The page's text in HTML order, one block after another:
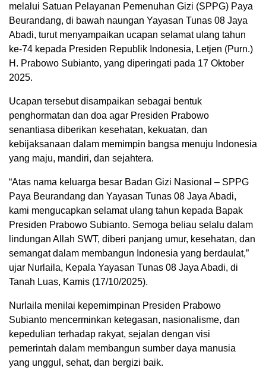
melalui Satuan Pelayanan Pemenuhan Gizi (SPPG) Paya
Beurandang, di bawah naungan Yayasan Tunas 08 Jaya
Abadi, turut menyampaikan ucapan selamat ulang tahun
ke-74 kepada Presiden Republik Indonesia, Letjen (Purn.)
H. Prabowo Subianto, yang diperingati pada 17 Oktober
2025.
Ucapan tersebut disampaikan sebagai bentuk
penghormatan dan doa agar Presiden Prabowo
senantiasa diberikan kesehatan, kekuatan, dan
kebijaksanaan dalam memimpin bangsa menuju Indonesia
yang maju, mandiri, dan sejahtera.
“Atas nama keluarga besar Badan Gizi Nasional – SPPG
Paya Beurandang dan Yayasan Tunas 08 Jaya Abadi,
kami mengucapkan selamat ulang tahun kepada Bapak
Presiden Prabowo Subianto. Semoga beliau selalu dalam
lindungan Allah SWT, diberi panjang umur, kesehatan, dan
semangat dalam membangun Indonesia yang berdaulat,”
ujar Nurlaila, Kepala Yayasan Tunas 08 Jaya Abadi, di
Tanah Luas, Kamis (17/10/2025).
Nurlaila menilai kepemimpinan Presiden Prabowo
Subianto mencerminkan ketegasan, nasionalisme, dan
kepedulian terhadap rakyat, sejalan dengan visi
pemerintah dalam membangun sumber daya manusia
yang unggul, sehat, dan bergizi baik.